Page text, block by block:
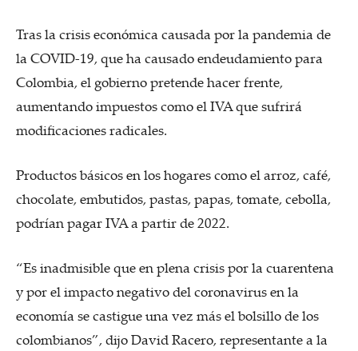
Tras la crisis económica causada por la pandemia de
la COVID-19, que ha causado endeudamiento para
Colombia, el gobierno pretende hacer frente,
aumentando impuestos como el IVA que sufrirá
modificaciones radicales.
Productos básicos en los hogares como el arroz, café,
chocolate, embutidos, pastas, papas, tomate, cebolla,
podrían pagar IVA a partir de 2022.
“Es inadmisible que en plena crisis por la cuarentena
y por el impacto negativo del coronavirus en la
economía se castigue una vez más el bolsillo de los
colombianos”, dijo David Racero, representante a la